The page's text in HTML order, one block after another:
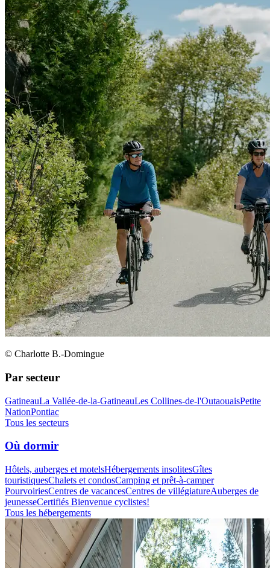
© Charlotte B.-Domingue
Par secteur
GatineauLa Vallée-de-la-GatineauLes Collines-de-l'OutaouaisPetite
NationPontiac
Tous les secteurs
Où dormir
Hôtels, auberges et motelsHébergements insolitesGîtes
touristiquesChalets et condosCamping et prêt-à-camper
PourvoiriesCentres de vacancesCentres de villégiatureAuberges de
jeunesseCertifiés Bienvenue cyclistes!
Tous les hébergements